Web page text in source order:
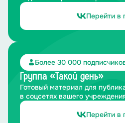
Перейти в
Более 30 000
Группа «Такой день»
Готовый материал для
в соцсетях вашего
Перейти в